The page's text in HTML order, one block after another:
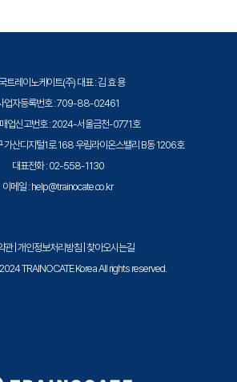
설계에 영향을 미치는 사이징 및 성능 고려 사
업
Cloud Foundation 배포 요구 사항 파악
Cloud Foundation 구축 프로세스를 자세히
비 워크북에 필요한 정보 식별
변수 워크북에 필요한 정보 식별
Cloud Builder에서 수행하는 구성 검증 프로
원 워크로드 도메인 배포 - 워크로드 도메인에서
지 관리 - vSAN 스토리지 정책 생성 - 클라우드 네
- VMware Cloud Foundation에서 비즈니스 연속
- VMware Cloud Foundation 구성 요소에 대한 적
트레이노케이트(주) 대표 : 김 효 용
업자등록번호 : 709-88-02461
업신고번호 : 2024-서울금천-0771호
가산디지털1로 168 우림라이온스밸리 B동 1206호
대표전화 : 02-558-1130
이메일 : help@trainocate.co.kr
관| 개인정보처리방침 찾아오시는길
TRAINOCATE Korea All rights reserved.